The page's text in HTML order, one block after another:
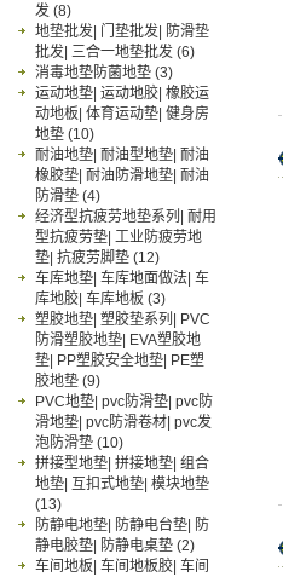
发 (8)
地垫批发| 门垫批发| 防滑垫
批发| 三合一地垫批发 (6)
消毒地垫防菌地垫 (3)
运动地垫| 运动地胶| 橡胶运
动地板| 体育运动垫| 健身房
地垫 (10)
耐油地垫| 耐油型地垫| 耐油
橡胶垫| 耐油防滑地垫| 耐油
防滑垫 (4)
经济型抗疲劳地垫系列| 耐用
型抗疲劳垫| 工业防疲劳地
垫| 抗疲劳脚垫 (12)
车库地垫| 车库地面做法| 车
库地胶| 车库地板 (3)
塑胶地垫| 塑胶垫系列| PVC
防滑塑胶地垫| EVA塑胶地
垫| PP塑胶安全地垫| PE塑
胶地垫 (9)
PVC地垫| pvc防滑垫| pvc防
滑地垫| pvc防滑卷材| pvc发
泡防滑垫 (10)
拼接型地垫| 拼接地垫| 组合
地垫| 互扣式地垫| 模块地垫
(13)
防静电地垫| 防静电台垫| 防
静电胶垫| 防静电桌垫 (2)
车间地板| 车间地板胶| 车间